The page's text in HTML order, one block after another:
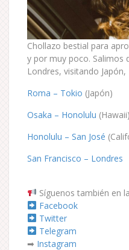
Chollazo bestial para
y por muy poco. Salimos
Londres, visitando
Roma – Tokio (Japón)
Osaka – Honolulu (Hawaii)
Honolulu – San José
San Francisco – Londres
Síguenos también en
Facebook
Twitter
Telegram
➡ Instagram